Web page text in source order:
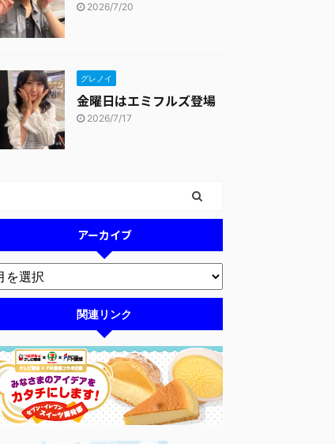
2026/7/20
グレノイ
金曜日はエミフルズ登場
2026/7/17
アーカイブ
関連リンク